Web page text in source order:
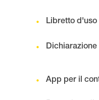
Libretto d'uso
App per il